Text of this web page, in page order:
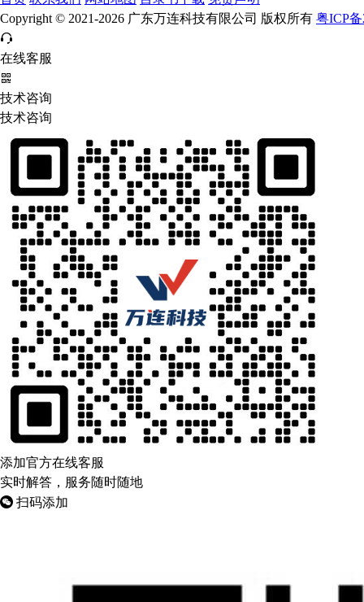
Copyright © 2021-2026 广东万连科技有限公司 版权所有 粤ICP备
在线客服
技术咨询
技术咨询
添加官方在线客服
实时解答，服务随时随地
扫码添加